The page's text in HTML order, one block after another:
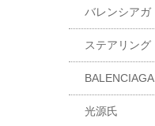
バレンシアガ
ステアリング
BALENCIAGA
光源氏